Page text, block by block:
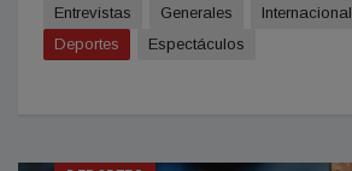
Entrevistas Generales Internacional
Deportes
Espectáculos